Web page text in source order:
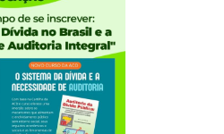
pública federal, pela
dos serviços
à população,
pública, gratuita,